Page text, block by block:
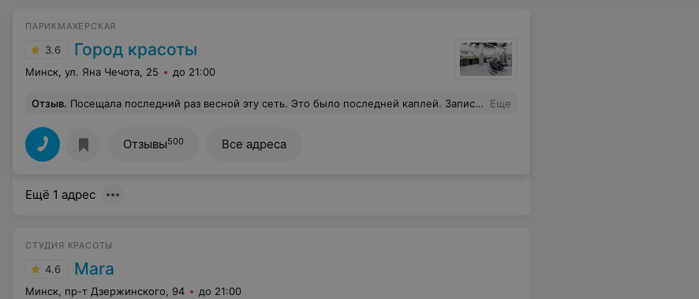
ПАРИКМАХЕРСКАЯ
3.6 Город красоты
Минск, ул. Яна Чечота, 25 до 21:00
Отзыв. Посещала последний раз весной эту сеть. Это было последней каплей. Записалась на маникюр на 9.00. Приехала заранее - 8.45. Идет дождь. Попыталась зайти - администратор перед носом захлопывает дверь: "Мы еще не работаем". При этом вижу внутри людей, мастеров, администратора, вижу, что в фойе есть места для посетителей, где я и еще пару таких же "горе-клиентов" могли бы посидеть эти 15 минут. Но увы, "мы еще не работаем". В итоге 15 минут простояла под дождем перед закрытой дверью. Такого ужасного отношения к клиентам не видела никогда.Кстати, маникюр делают ужасно. Ходила и на Уральскую, и на Независимости, и на Партизанский. Везде просто халтура. Да, дешево. Но через пару дней махровая кутикула приводит в ужас. Уж лучше пойти в нормальный салон и любоваться своими безупречными ручками недели две-три. В итоге выйдет и морально, и финансово выгоднее. Еще
Отзывы500 Все адреса
Ещё 1 адрес
СТУДИЯ КРАСОТЫ
4.6 Mara
Минск, пр-т Дзержинского, 94 до 21:00